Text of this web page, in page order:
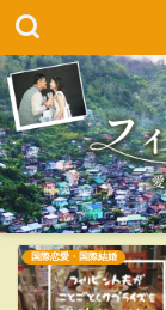
国際恋愛・国際結婚